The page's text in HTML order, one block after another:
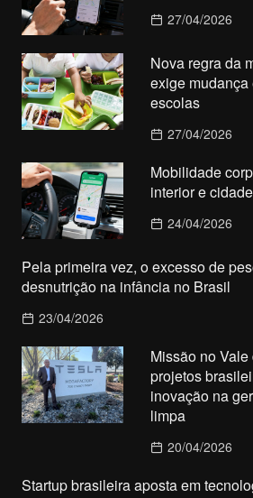
27/04/2026
Nova regra da
exige
escolas
27/04/2026
Mobilidade
interior e
24/04/2026
Pela primeira vez, o excesso de
desnutrição na infância no Brasil
23/04/2026
Missão no
projetos
inovação na
limpa
20/04/2026
Startup brasileira aposta em